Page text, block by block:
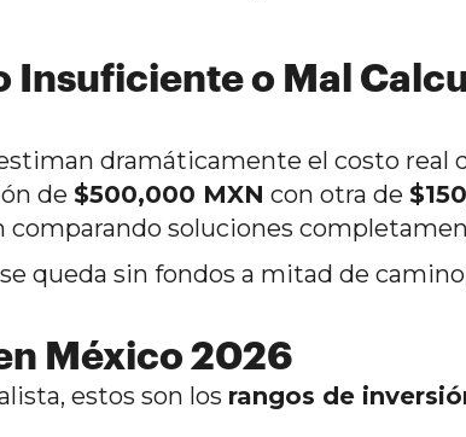
Insuficiente o Mal
dramáticamente el costo real
de $500,000 MXN con otra de
comparando soluciones
queda sin fondos a mitad de
México 2026
estos son los rangos de